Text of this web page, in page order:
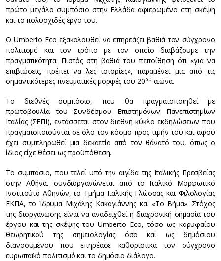
πρώτο μεγάλο συμπόσιο στην Ελλάδα αφιερωμένο στη σκέψη
και το πολυσχιδές έργο του.
Ο Umberto Eco εξακολουθεί να επηρεάζει βαθιά τον σύγχρονο
πολιτισμό και τον τρόπο με τον οποίο διαβάζουμε την
πραγματικότητα. Πιστός στη βαθιά του πεποίθηση ότι «για να
επιβιώσεις, πρέπει να λες ιστορίες», παραμένει μια από τις
σημαντικότερες πνευματικές μορφές του 20ού αιώνα.
Το διεθνές συμπόσιο, που θα πραγματοποιηθεί με
πρωτοβουλία του Συνδέσμου Επιστημόνων Πανεπιστημίων
Ιταλίας (ΣΕΠΙ), εντάσσεται στον διεθνή κύκλο εκδηλώσεων που
πραγματοποιούνται σε όλο τον κόσμο προς τιμήν του και αφού
έχει συμπληρωθεί μια δεκαετία από τον θάνατό του, όπως ο
ίδιος είχε θέσει ως προϋπόθεση.
Το συμπόσιο, που τελεί υπό την αιγίδα της Ιταλικής Πρεσβείας
στην Αθήνα, συνδιοργανώνεται από το Ιταλικό Μορφωτικό
Ινστιτούτο Αθηνών, το Τμήμα Ιταλικής Γλώσσας και Φιλολογίας
ΕΚΠΑ, το Ίδρυμα Μιχάλης Κακογιάννης και «Το Βήμα». Στόχος
της διοργάνωσης είναι να αναδειχθεί η διαχρονική σημασία του
έργου και της σκέψης του Umberto Eco, τόσο ως κορυφαίου
θεωρητικού της σημειολογίας όσο και ως δημόσιου
διανοουμένου που επηρέασε καθοριστικά τον σύγχρονο
ευρωπαϊκό πολιτισμό και το δημόσιο διάλογο.